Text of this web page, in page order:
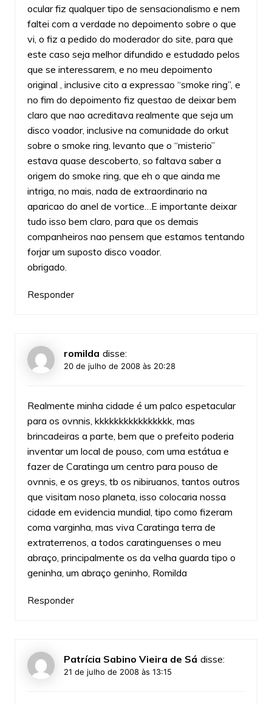
ocular fiz qualquer tipo de sensacionalismo e nem
faltei com a verdade no depoimento sobre o que
vi, o fiz a pedido do moderador do site, para que
este caso seja melhor difundido e estudado pelos
que se interessarem, e no meu depoimento
original , inclusive cito a expressao “smoke ring”, e
no fim do depoimento fiz questao de deixar bem
claro que nao acreditava realmente que seja um
disco voador, inclusive na comunidade do orkut
sobre o smoke ring, levanto que o “misterio”
estava quase descoberto, so faltava saber a
origem do smoke ring, que eh o que ainda me
intriga, no mais, nada de extraordinario na
aparicao do anel de vortice…E importante deixar
tudo isso bem claro, para que os demais
companheiros nao pensem que estamos tentando
forjar um suposto disco voador.
obrigado.
Responder
romilda disse:
20 de julho de 2008 às 20:28
Realmente minha cidade é um palco espetacular
para os ovnnis, kkkkkkkkkkkkkkkk, mas
brincadeiras a parte, bem que o prefeito poderia
inventar um local de pouso, com uma estátua e
fazer de Caratinga um centro para pouso de
ovnnis, e os greys, tb os nibiruanos, tantos outros
que visitam noso planeta, isso colocaria nossa
cidade em evidencia mundial, tipo como fizeram
coma varginha, mas viva Caratinga terra de
extraterrenos, a todos caratinguenses o meu
abraço, principalmente os da velha guarda tipo o
geninha, um abraço geninho, Romilda
Responder
Patrícia Sabino Vieira de Sá disse:
21 de julho de 2008 às 13:15